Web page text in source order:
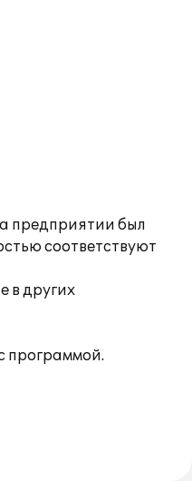
предприятии был
соответствуют
в других
программой.